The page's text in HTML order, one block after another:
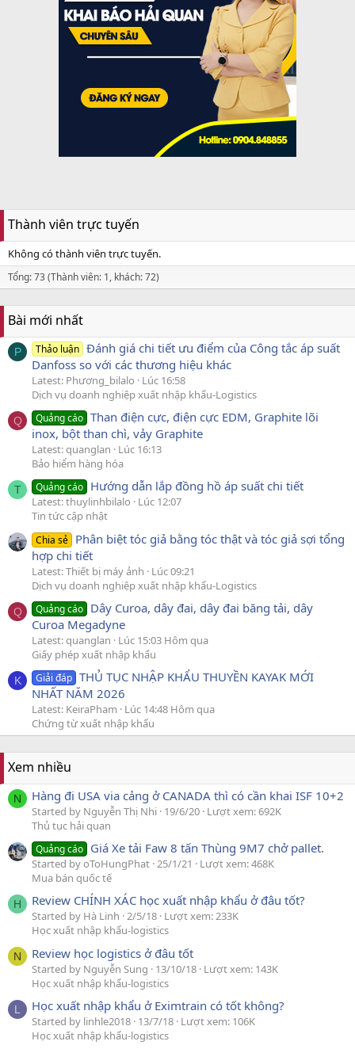
Thành viên trực tuyến
Không có thành viên trực tuyến.
Tổng: 73 (Thành viên: 1, khách: 72)
Bài mới nhất
P Thảo luận Đánh giá chi tiết ưu điểm của Công tắc áp suất
Danfoss so với các thương hiệu khác
Latest: Phương_bilalo
Lúc 16:58
Dịch vụ doanh nghiệp xuất nhập khẩu-Logistics
Q Quảng cáo Than điện cực, điện cực EDM, Graphite lõi
inox, bột than chì, vảy Graphite
Latest: quanglan
Lúc 16:13
Bảo hiểm hàng hóa
T Quảng cáo Hướng dẫn lắp đồng hồ áp suất chi tiết
Latest: thuylinhbilalo
Lúc 12:07
Tin tức cập nhật
Chia sẻ Phân biệt tóc giả bằng tóc thật và tóc giả sợi tổng
hợp chi tiết
Latest: Thiết bị máy ảnh
Lúc 09:21
Dịch vụ doanh nghiệp xuất nhập khẩu-Logistics
Q Quảng cáo Dây Curoa, dây đai, dây đai băng tải, dây
Curoa Megadyne
Latest: quanglan
Lúc 15:03 Hôm qua
Giấy phép xuất nhập khẩu
K Giải đáp THỦ TỤC NHẬP KHẨU THUYỀN KAYAK MỚI
NHẤT NĂM 2026
Latest: KeiraPham
Lúc 14:48 Hôm qua
Chứng từ xuất nhập khẩu
Xem nhiều
N Hàng đi USA via cảng ở CANADA thì có cần khai ISF 10+2
Started by Nguyễn Thị Nhi 19/6/20 Lượt xem: 692K
Thủ tục hải quan
Quảng cáo Giá Xe tải Faw 8 tấn Thùng 9M7 chở pallet.
Started by oToHungPhat 25/1/21
Lượt xem: 468K
Mua bán quốc tế
H Review CHÍNH XÁC học xuất nhập khẩu ở đâu tốt?
Started by Hà Linh 2/5/18 Lượt xem: 233K
Học xuất nhập khẩu-logistics
N Review học logistics ở đâu tốt
Started by Nguyễn Sung 13/10/18 Lượt xem: 143K
Học xuất nhập khẩu-logistics
L Học xuất nhập khẩu ở Eximtrain có tốt không?
Started by linhle2018 13/7/18 Lượt xem: 106K
Học xuất nhập khẩu-logistics